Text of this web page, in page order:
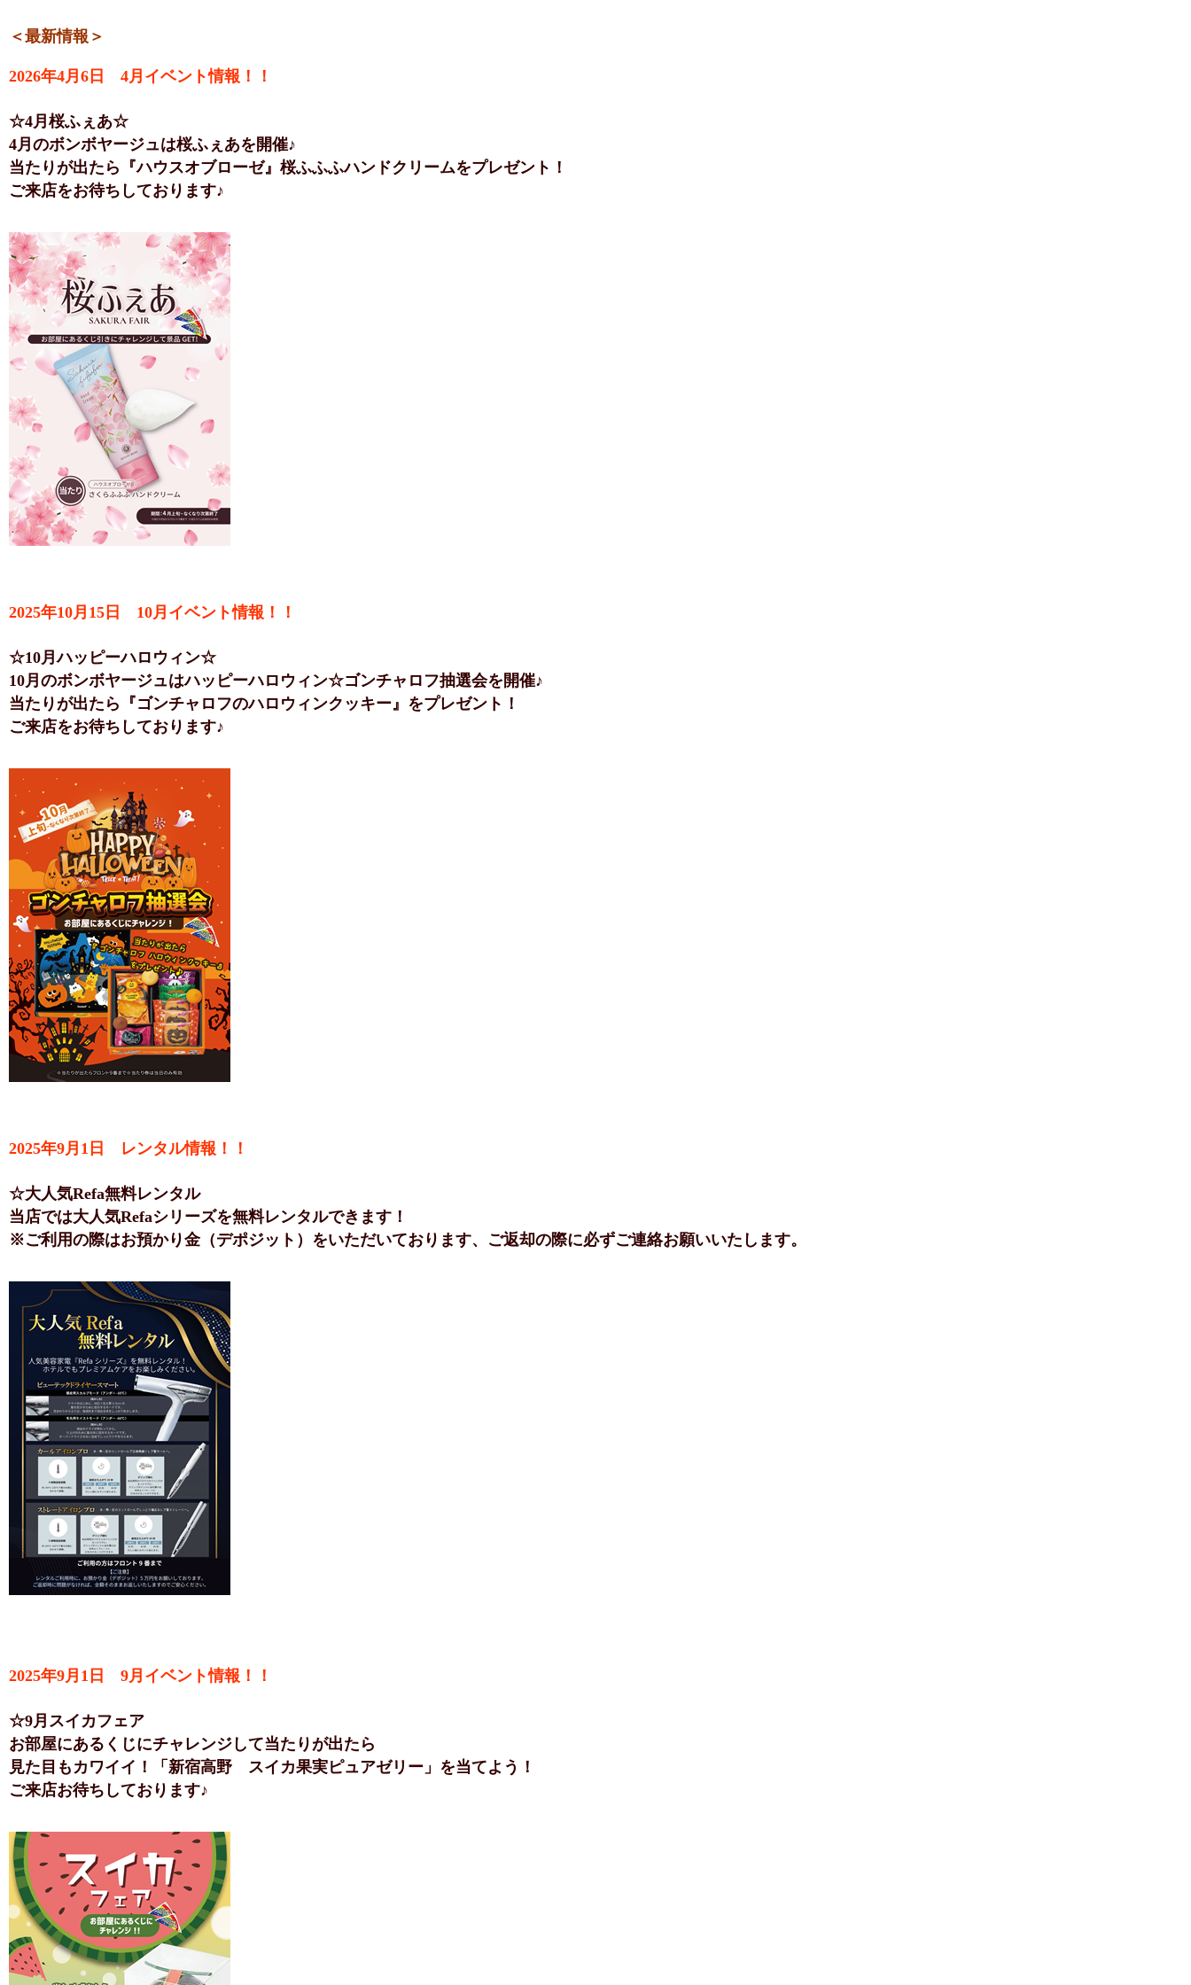
＜最新情報＞
2026年4月6日 4月イベント情報！！
☆4月桜ふぇあ☆
4月のボンボヤージュは桜ふぇあを開催♪
当たりが出たら『ハウスオブローゼ』桜ふふふハンドクリームをプレゼント！
ご来店をお待ちしております♪
2025年10月15日 10月イベント情報！！
☆10月ハッピーハロウィン☆
10月のボンボヤージュはハッピーハロウィン☆ゴンチャロフ抽選会を開催♪
当たりが出たら『ゴンチャロフのハロウィンクッキー』をプレゼント！
ご来店をお待ちしております♪
2025年9月1日 レンタル情報！！
☆大人気Refa無料レンタル
当店では大人気Refaシリーズを無料レンタルできます！
※ご利用の際はお預かり金（デポジット）をいただいております、ご返却の際に必ずご連絡お願いいたします。
2025年9月1日 9月イベント情報！！
☆9月スイカフェア
お部屋にあるくじにチャレンジして当たりが出たら
見た目もカワイイ！「新宿高野 スイカ果実ピュアゼリー」を当てよう！
ご来店お待ちしております♪